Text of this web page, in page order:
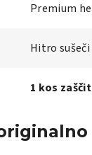
Premium
Hitro
1 kos